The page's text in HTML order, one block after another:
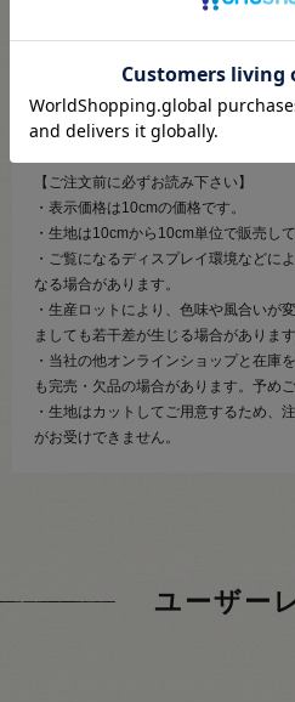
アイロンはあて布をして中温でかけて
塩素系及び酸素系漂白剤の使用はでき
【ご注文前に必ずお読み下さい】
・表示価格は10cmの価格です。
・生地は10cmから10cm単位で販売して
・ご覧になるディスプレイ環境などに
なる場合があります。
・生産ロットにより、色味や風合いが
ましても若干差が生じる場合がありま
・当社の他オンラインショップと在庫
も完売・欠品の場合があります。予めご
・生地はカットしてご用意するため、
がお受けできません。
ユーザー